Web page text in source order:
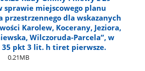
sprawie miejscowego planu
przestrzennego dla wskazanych
Karolew, Kocerany, Jeziora,
Wilczoruda-Parcela”, w
35 pkt 3 lit. h tiret pierwsze.
0.21MB